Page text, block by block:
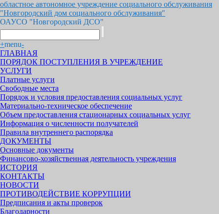
областное автономное учреждение социального обслуживания
"Новгородский дом социального обслуживания"
ОАУСО "Новгородский ДСО"
+menu-
ГЛАВНАЯ
ПОРЯДОК ПОСТУПЛЕНИЯ В УЧРЕЖДЕНИЕ
УСЛУГИ
Платные услуги
Свободные места
Порядок и условия предоставления социальных услуг
Материально-техническое обеспечение
Объем предоставления стационарных социальных услуг
Информация о численности получателей
Правила внутреннего распорядка
ДОКУМЕНТЫ
Основные документы
Финансово-хозяйственная деятельность учреждения
ИСТОРИЯ
КОНТАКТЫ
НОВОСТИ
ПРОТИВОДЕЙСТВИЕ КОРРУПЦИИ
Предписания и акты проверок
Благодарности